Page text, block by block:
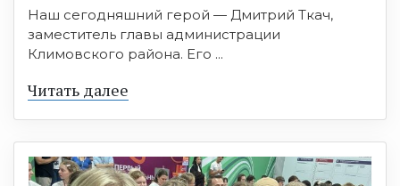
Наш сегодняшний герой — Дмитрий Ткач,
заместитель главы администрации
Климовского района. Его ...
Читать далее